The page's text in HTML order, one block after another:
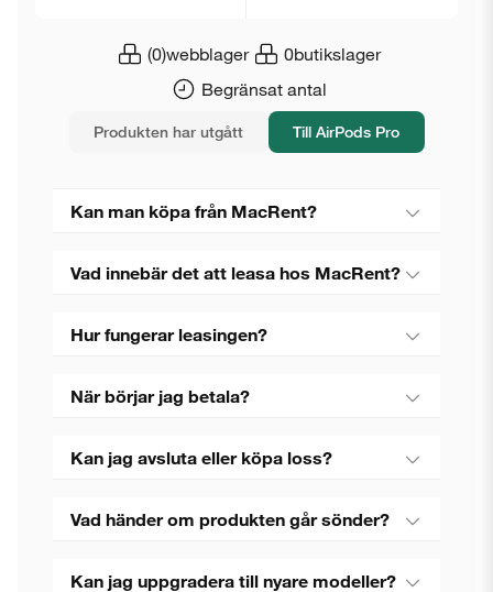
(0)webblager 0butikslager
Begränsat antal
Produkten har utgått Till AirPods Pro
Kan man köpa från MacRent?
Vad innebär det att leasa hos MacRent?
Hur fungerar leasingen?
När börjar jag betala?
Kan jag avsluta eller köpa loss?
Vad händer om produkten går sönder?
Kan jag uppgradera till nyare modeller?